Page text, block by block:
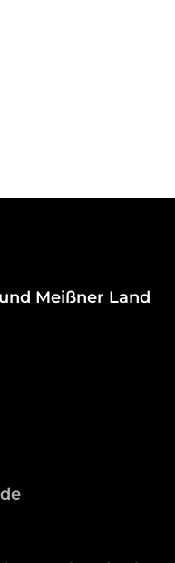
Meißner Land